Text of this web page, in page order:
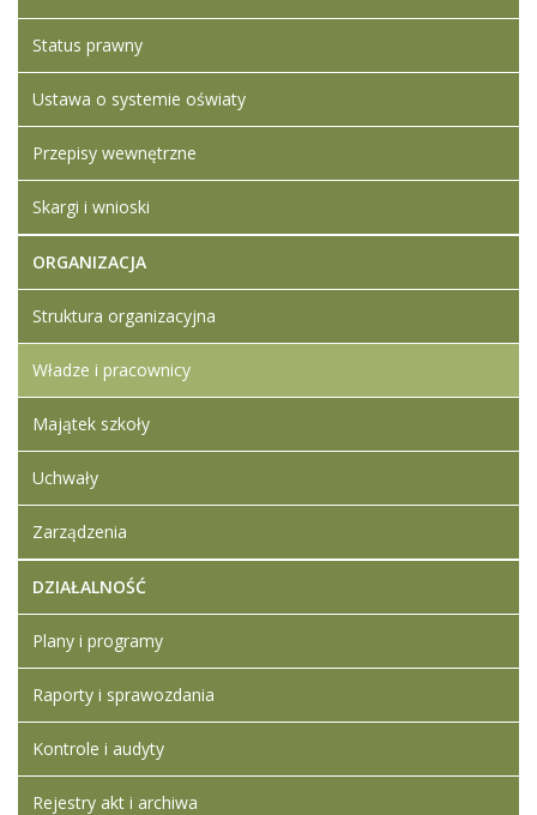
Status prawny
Ustawa o systemie oświaty
Przepisy wewnętrzne
Skargi i wnioski
ORGANIZACJA
Struktura organizacyjna
Władze i pracownicy
Majątek szkoły
Uchwały
Zarządzenia
DZIAŁALNOŚĆ
Plany i programy
Raporty i sprawozdania
Kontrole i audyty
Rejestry akt i archiwa